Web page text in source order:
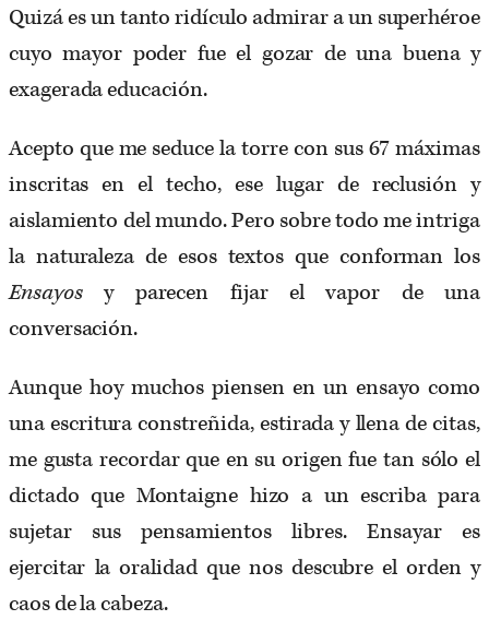
Quizá es un tanto ridículo admirar a un superhéroe
cuyo mayor poder fue el gozar de una buena y
exagerada educación.
Acepto que me seduce la torre con sus 67 máximas
inscritas en el techo, ese lugar de reclusión y
aislamiento del mundo. Pero sobre todo me intriga
la naturaleza de esos textos que conforman los
Ensayosy parecen fijar el vapor de una
conversación.
Aunque hoy muchos piensen en un ensayo como
una escritura constreñida, estirada y llena de citas,
me gusta recordar que en su origen fue tan sólo el
dictado que Montaigne hizo a un escriba para
sujetar sus pensamientos libres. Ensayar es
ejercitar la oralidad que nos descubre el orden y
caos de la cabeza.